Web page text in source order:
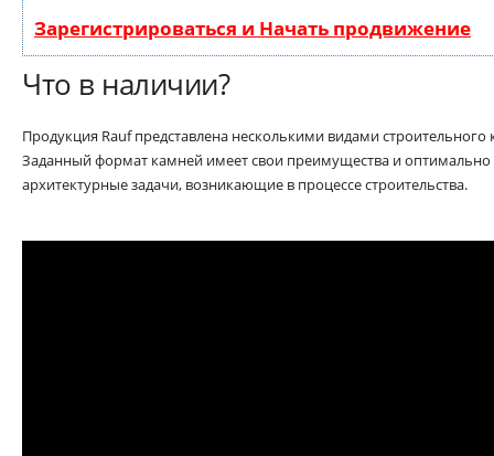
Зарегистрироваться и Начать продвижение
Что в наличии?
Продукция Rauf представлена несколькими видами строительного
Заданный формат камней имеет свои преимущества и
архитектурные задачи, возникающие в процессе строительства.